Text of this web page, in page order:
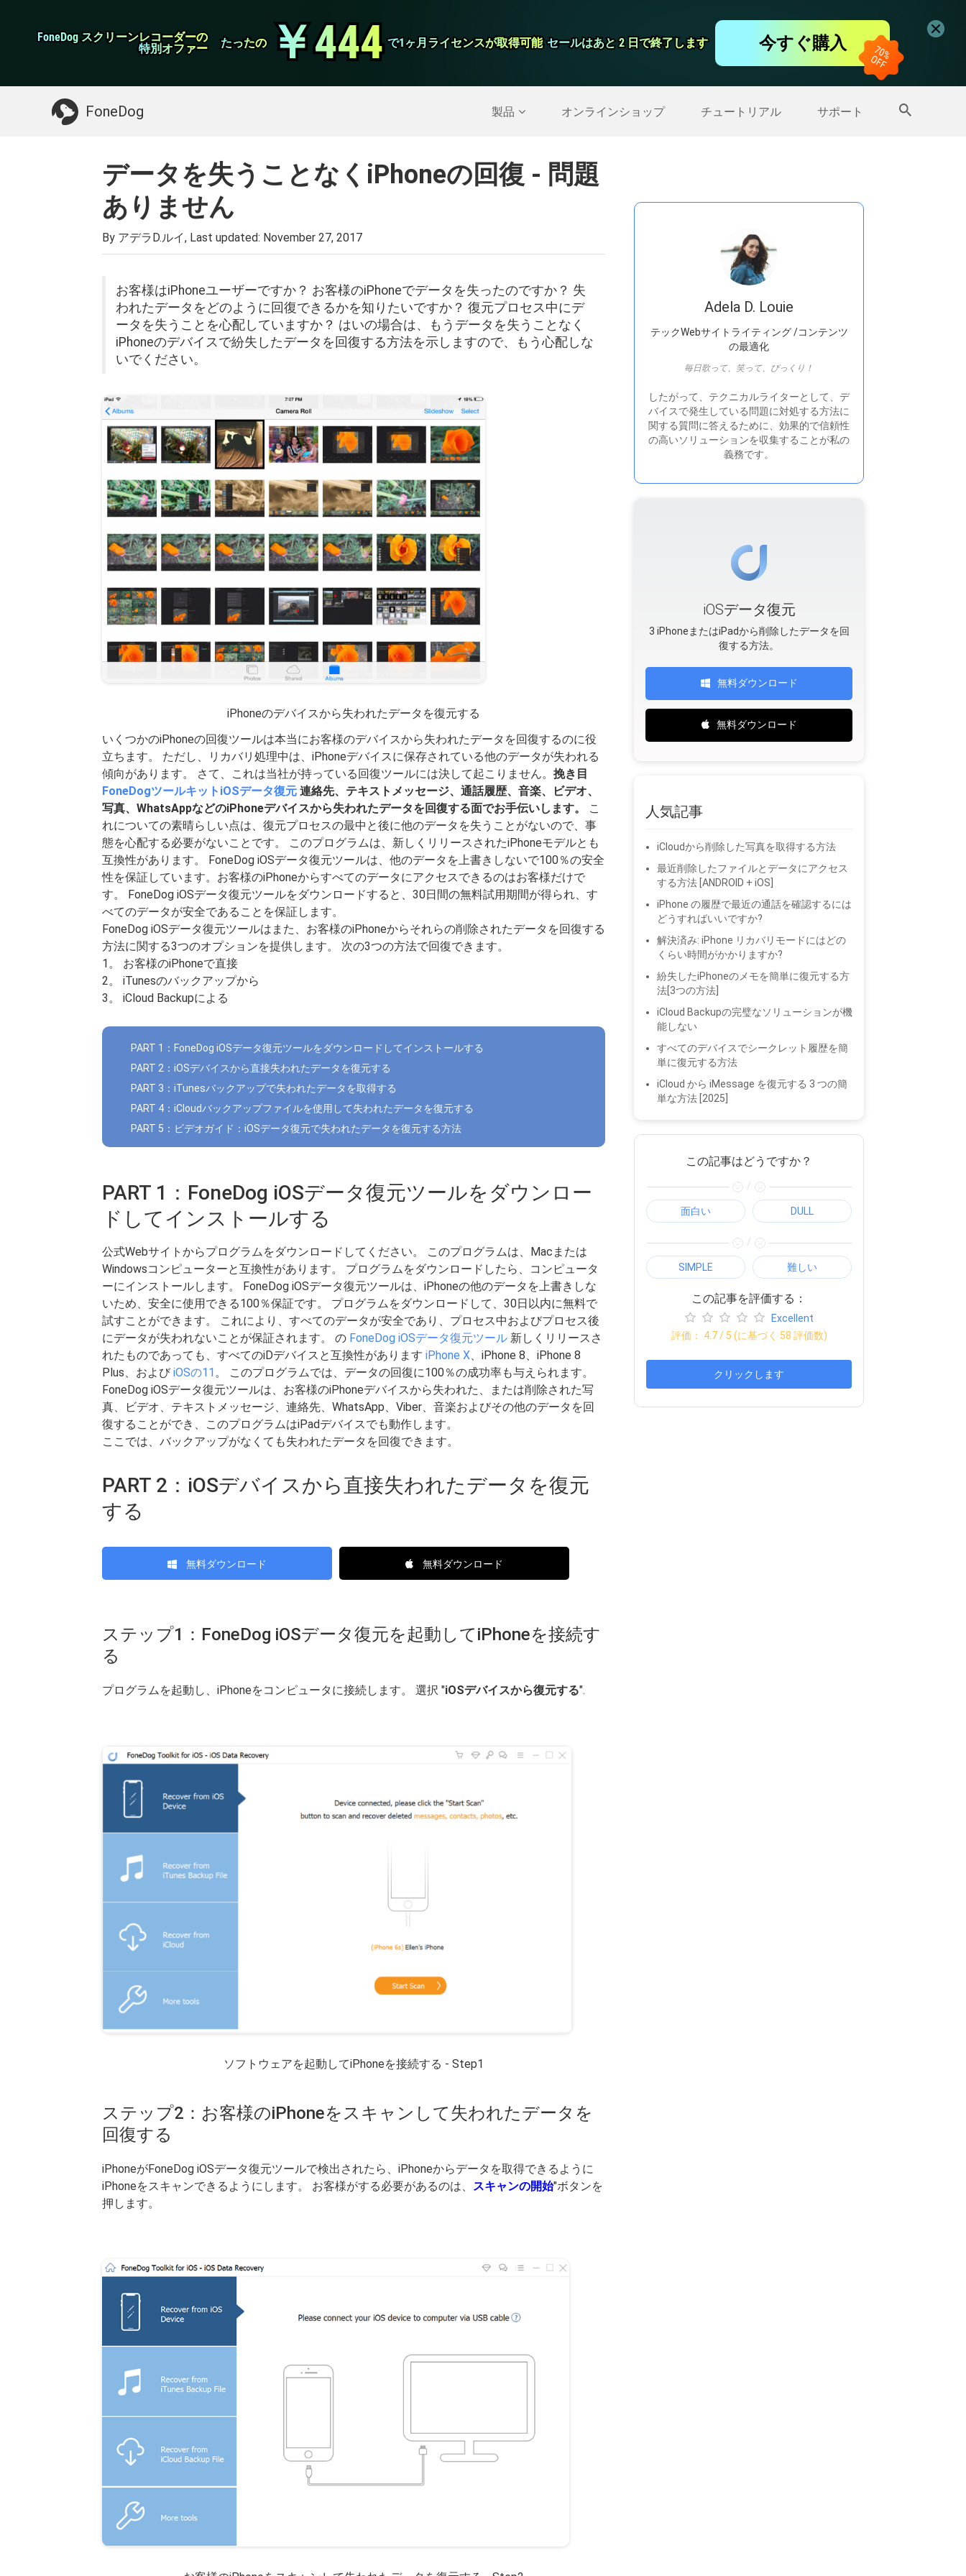
FoneDog スクリーンレコーダーの
FoneDog スクリーンレコーダーの
特別オファー
特別オファー たったの
たったの￥444
￥444 で1ヶ月ライセンスが取得可能
で1ヶ月ライセンスが取得可能 セールはあと 2 日で終了します
セールはあと 2 日で終了します 今すぐ購入
FoneDog 製品 オンラインショップ チュートリアル サポート
iPhoneクリーナー
お探しガイド： 削除されたデータを復元する>> IPhoneのバックアップ >> その他の製品
データを失うことなくiPhoneの回復 - 問題
ありません
By アデラD.ルイ, Last updated: November 27, 2017
お客様はiPhoneユーザーですか？ お客様のiPhoneでデータを失ったのですか？ 失
われたデータをどのように回復できるかを知りたいですか？ 復元プロセス中にデ
ータを失うことを心配していますか？ はいの場合は、もうデータを失うことなく
iPhoneのデバイスで紛失したデータを回復する方法を示しますので、もう心配しな
いでください。
iPhoneのデバイスから失われたデータを復元する
いくつかのiPhoneの回復ツールは本当にお客様のデバイスから失われたデータを回復するのに役
立ちます。 ただし、リカバリ処理中は、iPhoneデバイスに保存されている他のデータが失われる
傾向があります。 さて、これは当社が持っている回復ツールには決して起こりません。 挽き目
FoneDogツールキットiOSデータ復元 連絡先、テキストメッセージ、通話履歴、音楽、ビデオ、
写真、WhatsAppなどのiPhoneデバイスから失われたデータを回復する面でお手伝いします。
こ
れについての素晴らしい点は、復元プロセスの最中と後に他のデータを失うことがないので、事
態を心配する必要がないことです。 このプログラムは、新しくリリースされたiPhoneモデルとも
互換性があります。 FoneDog iOSデータ復元ツールは、他のデータを上書きしないで100％の安全
性を保証しています。お客様のiPhoneからすべてのデータにアクセスできるのはお客様だけで
す。 FoneDog iOSデータ復元ツールをダウンロードすると、30日間の無料試用期間が得られ、す
べてのデータが安全であることを保証します。
FoneDog iOSデータ復元ツールはまた、お客様のiPhoneからそれらの削除されたデータを回復する
方法に関する3つのオプションを提供します。 次の3つの方法で回復できます。
1。 お客様のiPhoneで直接
2。 iTunesのバックアップから
3。 iCloud Backupによる
PART 1：FoneDog iOSデータ復元ツールをダウンロードしてインストールする
PART 2：iOSデバイスから直接失われたデータを復元する
PART 3：iTunesバックアップで失われたデータを取得する
PART 4：iCloudバックアップファイルを使用して失われたデータを復元する
PART 5：ビデオガイド：iOSデータ復元で失われたデータを復元する方法
PART 1：FoneDog iOSデータ復元ツールをダウンロー
ドしてインストールする
公式Webサイトからプログラムをダウンロードしてください。 このプログラムは、Macまたは
Windowsコンピューターと互換性があります。 プログラムをダウンロードしたら、コンピュータ
ーにインストールします。 FoneDog iOSデータ復元ツールは、iPhoneの他のデータを上書きしな
いため、安全に使用できる100％保証です。 プログラムをダウンロードして、30日以内に無料で
試すことができます。 これにより、すべてのデータが安全であり、プロセス中およびプロセス後
にデータが失われないことが保証されます。 の FoneDog iOSデータ復元ツール 新しくリリースさ
れたものであっても、すべてのiDデバイスと互換性があります iPhone X、iPhone 8、iPhone 8
Plus、および iOSの11。 このプログラムでは、データの回復に100％の成功率も与えられます。
FoneDog iOSデータ復元ツールは、お客様のiPhoneデバイスから失われた、または削除された写
真、ビデオ、テキストメッセージ、連絡先、WhatsApp、Viber、音楽およびその他のデータを回
復することができ、このプログラムはiPadデバイスでも動作します。
ここでは、バックアップがなくても失われたデータを回復できます。
PART 2：iOSデバイスから直接失われたデータを復元
する
無料ダウンロード 無料ダウンロード
ステップ1：FoneDog iOSデータ復元を起動してiPhoneを接続す
る
プログラムを起動し、iPhoneをコンピュータに接続します。 選択 "iOSデバイスから復元する".
ソフトウェアを起動してiPhoneを接続する - Step1
ステップ2：お客様のiPhoneをスキャンして失われたデータを
回復する
iPhoneがFoneDog iOSデータ復元ツールで検出されたら、iPhoneからデータを取得できるように
iPhoneをスキャンできるようにします。 お客様がする必要があるのは、 スキャンの開始"ボタンを
押します。
Adela D. Louie
テックWebサイトライティング /コンテンツ
の最適化
毎日歌って、笑って、びっくり！
したがって、テクニカルライターとして、デ
バイスで発生している問題に対処する方法に
関する質問に答えるために、効果的で信頼性
の高いソリューションを収集することが私の
義務です。
iOSデータ復元
3 iPhoneまたはiPadから削除したデータを回
復する方法。
無料ダウンロード
無料ダウンロード
人気記事
iCloudから削除した写真を取得する方法
最近削除したファイルとデータにアクセス
する方法 [ANDROID + iOS]
iPhone の履歴で最近の通話を確認するには
どうすればいいですか?
解決済み: iPhone リカバリモードにはどの
くらい時間がかかりますか?
紛失したiPhoneのメモを簡単に復元する方
法[3つの方法]
iCloud Backupの完璧なソリューションが機
能しない
すべてのデバイスでシークレット履歴を簡
単に復元する方法
iCloud から iMessage を復元する 3 つの簡
単な方法 [2025]
この記事はどうですか？
/
面白い DULL
/
SIMPLE 難しい
この記事を評価する：
Excellent
評価： 4.7/ 5 (に基づく 58 評価数)
クリックします